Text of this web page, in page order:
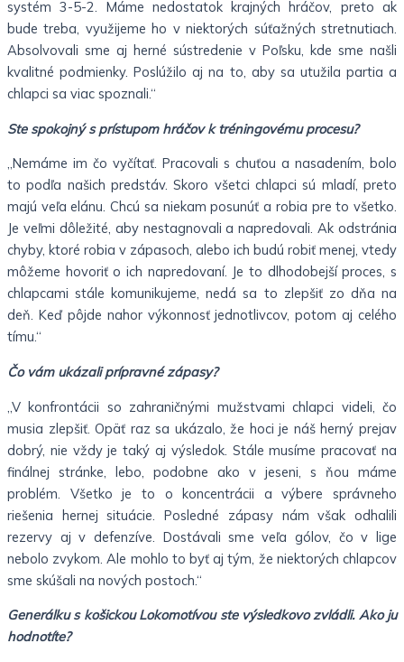
systém 3-5-2. Máme nedostatok krajných hráčov, preto ak
bude treba, využijeme ho v niektorých súťažných stretnutiach.
Absolvovali sme aj herné sústredenie v Poľsku, kde sme našli
kvalitné podmienky. Poslúžilo aj na to, aby sa utužila partia a
chlapci sa viac spoznali.“
Ste spokojný s prístupom hráčov k tréningovému procesu?
„Nemáme im čo vyčítať. Pracovali s chuťou a nasadením, bolo
to podľa našich predstáv. Skoro všetci chlapci sú mladí, preto
majú veľa elánu. Chcú sa niekam posunúť a robia pre to všetko.
Je veľmi dôležité, aby nestagnovali a napredovali. Ak odstránia
chyby, ktoré robia v zápasoch, alebo ich budú robiť menej, vtedy
môžeme hovoriť o ich napredovaní. Je to dlhodobejší proces, s
chlapcami stále komunikujeme, nedá sa to zlepšiť zo dňa na
deň. Keď pôjde nahor výkonnosť jednotlivcov, potom aj celého
tímu.“
Čo vám ukázali prípravné zápasy?
„V konfrontácii so zahraničnými mužstvami chlapci videli, čo
musia zlepšiť. Opäť raz sa ukázalo, že hoci je náš herný prejav
dobrý, nie vždy je taký aj výsledok. Stále musíme pracovať na
finálnej stránke, lebo, podobne ako v jeseni, s ňou máme
problém. Všetko je to o koncentrácii a výbere správneho
riešenia hernej situácie. Posledné zápasy nám však odhalili
rezervy aj v defenzíve. Dostávali sme veľa gólov, čo v lige
nebolo zvykom. Ale mohlo to byť aj tým, že niektorých chlapcov
sme skúšali na nových postoch.“
Generálku s košickou Lokomotívou ste výsledkovo zvládli. Ako ju
hodnotíte?